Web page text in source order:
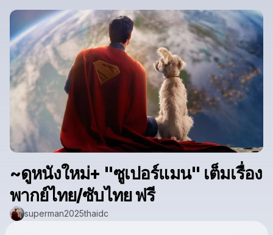
~ดูหนังใหม่+ "ซูเปอร์แมน" เต็มเรื่อง
พากย์ไทย/ซับไทย ฟรี
superman2025thaidc